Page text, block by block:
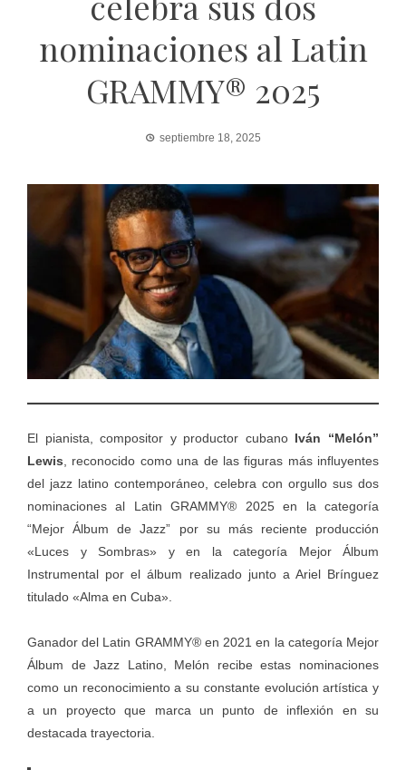
nominaciones al Latin
GRAMMY® 2025
septiembre 18, 2025
El pianista, compositor y productor cubano Iván “Melón”
Lewis , reconocido como una de las figuras más influyentes
del jazz latino contemporáneo, celebra con orgullo sus dos
nominaciones al Latin GRAMMY® 2025 en la categoría
“Mejor Álbum de Jazz” por su más reciente producción
«Luces y Sombras» y en la categoría Mejor Álbum
Instrumental por el álbum realizado junto a Ariel Brínguez
titulado «Alma en Cuba».
Ganador del Latin GRAMMY® en 2021 en la categoría Mejor
Álbum de Jazz Latino, Melón recibe estas nominaciones
como un reconocimiento a su constante evolución artística y
a un proyecto que marca un punto de inflexión en su
destacada trayectoria.